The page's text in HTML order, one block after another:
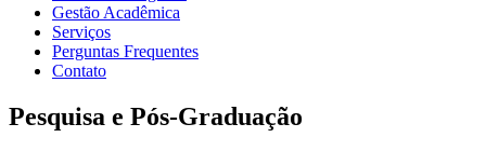
Gestão Acadêmica
Serviços
Perguntas Frequentes
Contato
Pesquisa e Pós-Graduação